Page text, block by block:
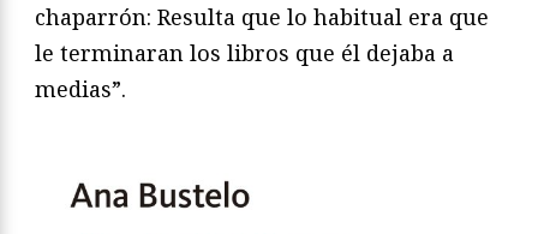
chaparrón: Resulta que lo habitual era que
le terminaran los libros que él dejaba a
medias”.